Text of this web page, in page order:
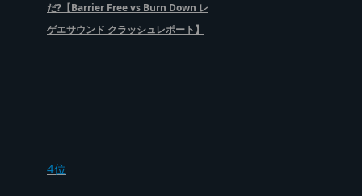
だ?【Barrier Free vs Burn Down レ
ゲエサウンド クラッシュレポート】
4位